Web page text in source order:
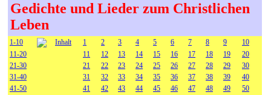
Gedichte und Lieder zum Christlichen
Leben
1-10 Inhalt 1 2 3 4 5 6 7 8 9
10
11-20
11 12 13 14 15 16 17 18 19
20
21-30
21 22 23 24 25 26 27 28 29
30
31-40
31 32 33 34 35 36 37 38 39
40
41-50
41 42 43 44 45 46 47 48 49
50